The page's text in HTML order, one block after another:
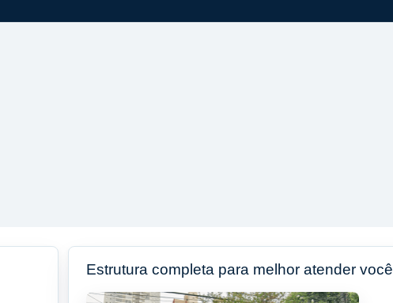
Estrutura completa para melhor atender você